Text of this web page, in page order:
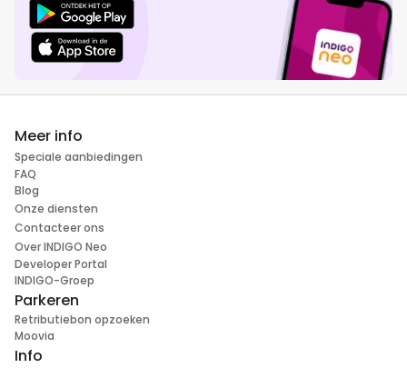
Meer info
Speciale aanbiedingen
FAQ
Blog
Onze diensten
Contacteer ons
Over INDIGO Neo
Developer Portal
INDIGO-Groep
Parkeren
Retributiebon opzoeken
Moovia
Info